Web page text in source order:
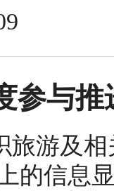
参与
旅游及
的信息